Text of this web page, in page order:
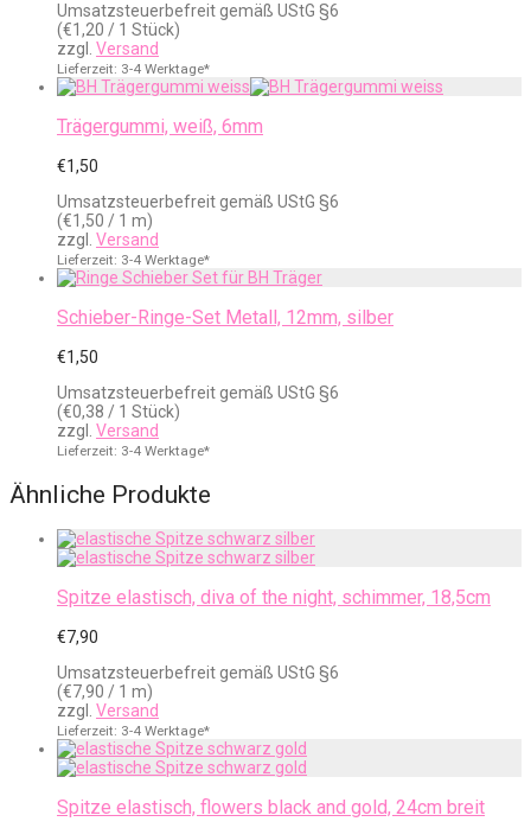
Umsatzsteuerbefreit gemäß UStG §6
(€1,20 / 1 Stück)
zzgl. Versand
Lieferzeit: 3-4 Werktage*
Trägergummi, weiß, 6mm
€1,50
Umsatzsteuerbefreit gemäß UStG §6
(€1,50 / 1 m)
zzgl. Versand
Lieferzeit: 3-4 Werktage*
Schieber-Ringe-Set Metall, 12mm, silber
€1,50
Umsatzsteuerbefreit gemäß UStG §6
(€0,38 / 1 Stück)
zzgl. Versand
Lieferzeit: 3-4 Werktage*
Ähnliche Produkte
Spitze elastisch, diva of the night, schimmer, 18,5cm
€7,90
Umsatzsteuerbefreit gemäß UStG §6
(€7,90 / 1 m)
zzgl. Versand
Lieferzeit: 3-4 Werktage*
Spitze elastisch, flowers black and gold, 24cm breit